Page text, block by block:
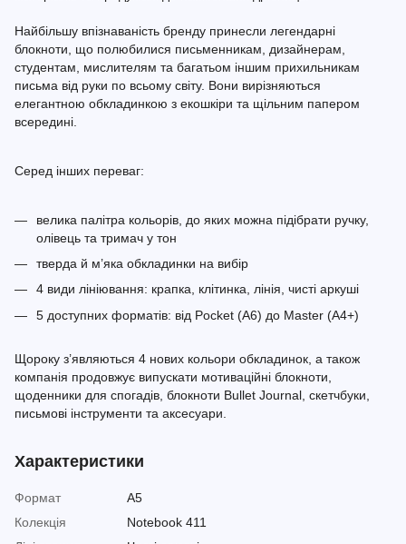
Найбільшу впізнаваність бренду принесли легендарні
блокноти, що полюбилися письменникам, дизайнерам,
студентам, мислителям та багатьом іншим прихильникам
письма від руки по всьому світу. Вони вирізняються
елегантною обкладинкою з екошкіри та щільним папером
всередині.
Серед інших переваг:
велика палітра кольорів, до яких можна підібрати ручку,
олівець та тримач у тон
тверда й м’яка обкладинки на вибір
4 види лініювання: крапка, клітинка, лінія, чисті аркуші
5 доступних форматів: від Pocket (A6) до Master (A4+)
Щороку з’являються 4 нових кольори обкладинок, а також
компанія продовжує випускати мотиваційні блокноти,
щоденники для спогадів, блокноти Bullet Journal, скетчбуки,
письмові інструменти та аксесуари.
Характеристики
Формат
A5
Колекція
Notebook 411